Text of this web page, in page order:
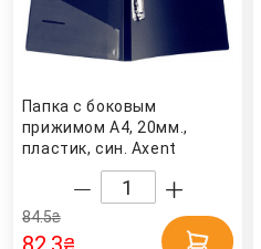
Папка с боковым
прижимом А4, 20мм.,
пластик, син. Axent
84.5₴